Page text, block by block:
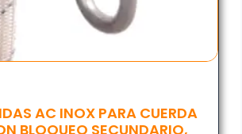
AC INOX PARA CUERDA
BLOQUEO SECUNDARIO,